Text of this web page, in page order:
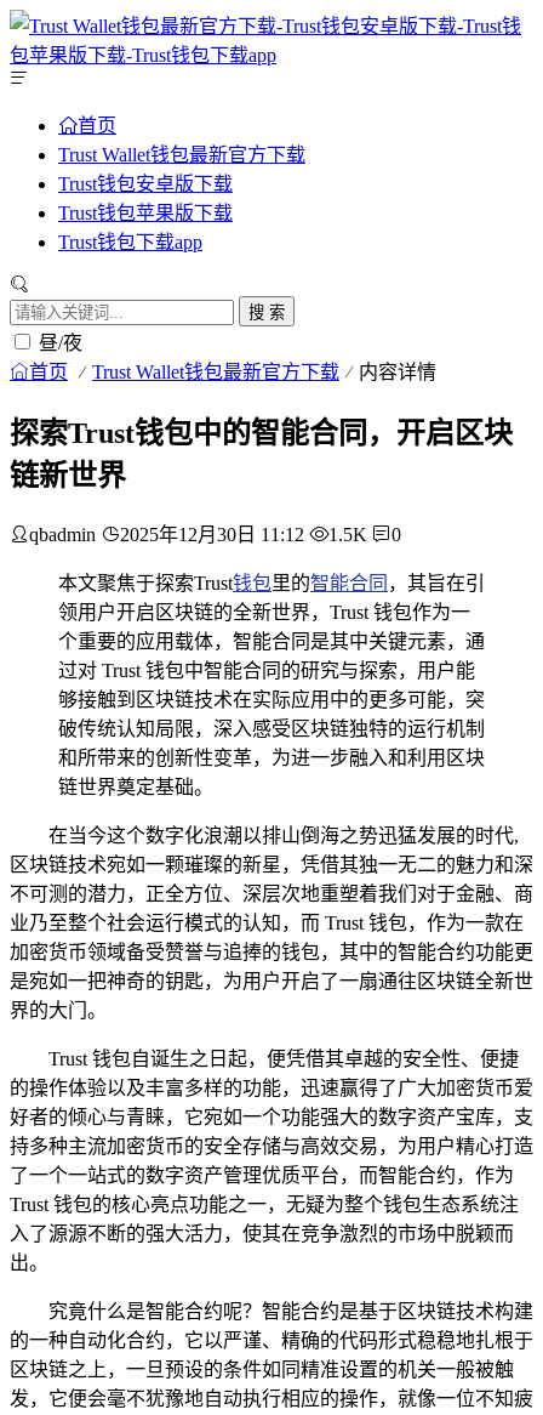
首页
Trust Wallet钱包最新官方下载
Trust钱包安卓版下载
Trust钱包苹果版下载
Trust钱包下载app
搜 索
昼/夜
首页 Trust Wallet钱包最新官方下载 内容详情
探索Trust钱包中的智能合同，开启区块
链新世界
qbadmin 2025年12月30日 11:12 1.5K 0
本文聚焦于探索Trust钱包里的智能合同 ，其旨在引
领用户开启区块链的全新世界，Trust 钱包作为一
个重要的应用载体，智能合同是其中关键元素，通
过对 Trust 钱包中智能合同的研究与探索，用户能
够接触到区块链技术在实际应用中的更多可能，突
破传统认知局限，深入感受区块链独特的运行机制
和所带来的创新性变革，为进一步融入和利用区块
链世界奠定基础。
在当今这个数字化浪潮以排山倒海之势迅猛发展的时代,
区块链技术宛如一颗璀璨的新星，凭借其独一无二的魅力和深
不可测的潜力，正全方位、深层次地重塑着我们对于金融、商
业乃至整个社会运行模式的认知，而 Trust 钱包，作为一款在
加密货币领域备受赞誉与追捧的钱包，其中的智能合约功能更
是宛如一把神奇的钥匙，为用户开启了一扇通往区块链全新世
界的大门。
Trust 钱包自诞生之日起，便凭借其卓越的安全性、便捷
的操作体验以及丰富多样的功能，迅速赢得了广大加密货币爱
好者的倾心与青睐，它宛如一个功能强大的数字资产宝库，支
持多种主流加密货币的安全存储与高效交易，为用户精心打造
了一个一站式的数字资产管理优质平台，而智能合约，作为
Trust 钱包的核心亮点功能之一，无疑为整个钱包生态系统注
入了源源不断的强大活力，使其在竞争激烈的市场中脱颖而
出。
究竟什么是智能合约呢？智能合约是基于区块链技术构建
的一种自动化合约，它以严谨、精确的代码形式稳稳地扎根于
区块链之上，一旦预设的条件如同精准设置的机关一般被触
发，它便会毫不犹豫地自动执行相应的操作，就像一位不知疲